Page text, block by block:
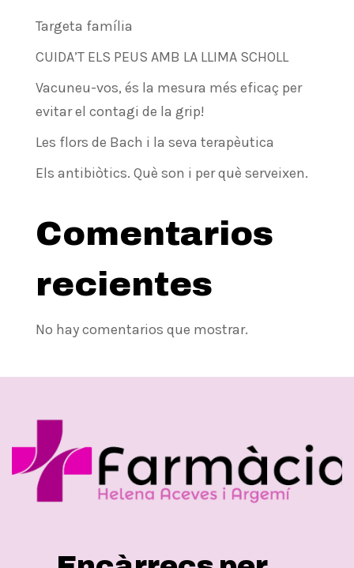
Targeta família
CUIDA’T ELS PEUS AMB LA LLIMA SCHOLL
Vacuneu-vos, és la mesura més eficaç per
evitar el contagi de la grip!
Les flors de Bach i la seva terapèutica
Els antibiòtics. Què son i per què serveixen.
Comentarios
recientes
No hay comentarios que mostrar.